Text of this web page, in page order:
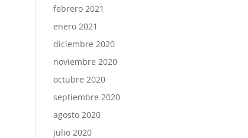
febrero 2021
enero 2021
diciembre 2020
noviembre 2020
octubre 2020
septiembre 2020
agosto 2020
julio 2020